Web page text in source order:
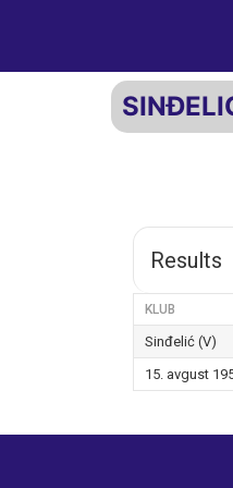
Results
KLUB
Sinđelić (V)
15. avgust